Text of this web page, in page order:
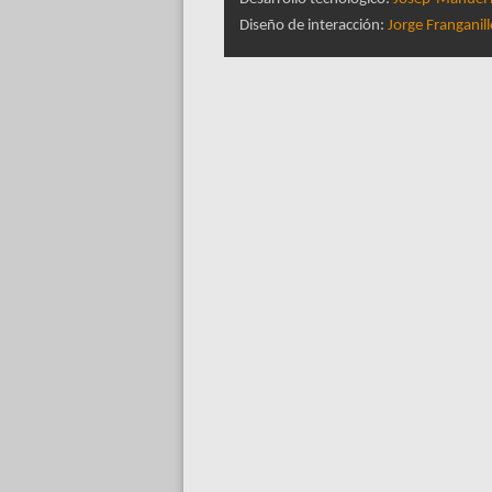
Diseño de interacción: Jorge